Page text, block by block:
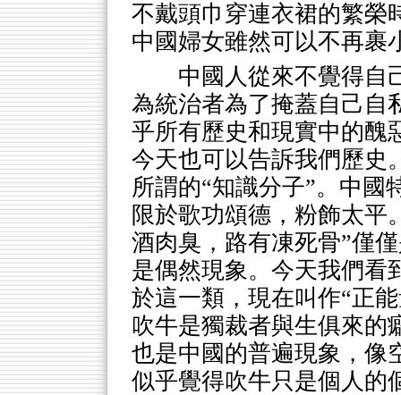
不戴頭巾穿連衣裙的繁榮
中國婦女雖然可以不再裹
中國人從來不覺得自
為統治者為了掩蓋自己自
乎所有歷史和現實中的醜
今天也可以告訴我們歷史
所謂的“知識分子”。中國
限於歌功頌德，粉飾太平
酒肉臭，路有凍死骨”僅
是偶然現象。今天我們看
於這一類，現在叫作“正
吹牛是獨裁者與生俱來的
也是中國的普遍現象，像
似乎覺得吹牛只是個人的